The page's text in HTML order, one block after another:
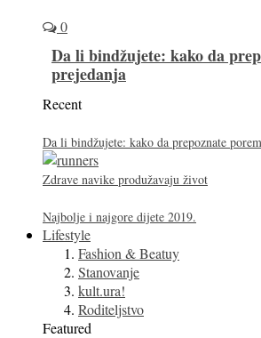
0
Da li bindžujete: kako da
prejedanja
Recent
Da li bindžujete: kako da prepoznate
Zdrave navike produžavaju život
Najbolje i najgore dijete 2019.
Lifestyle
Fashion & Beatuy
Stanovanje
kult.ura!
Roditeljstvo
Featured